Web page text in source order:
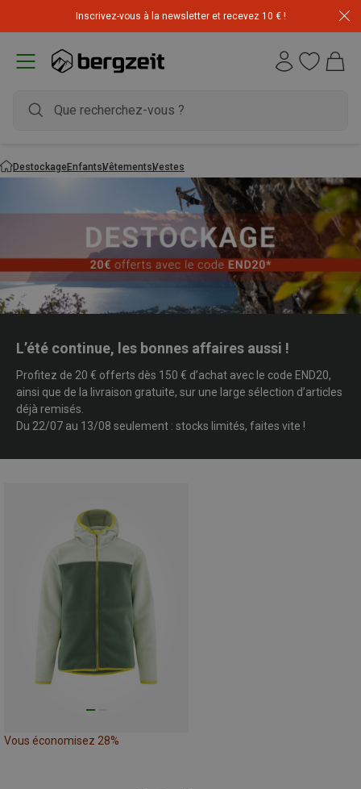
Inscrivez-vous à la newsletter et recevez 10 € !
DestockageEnfantsVêtementsVestes
L’été continue, les bonnes affaires aussi !
Profitez de 20 € offerts dès 150 € d’achat avec le code END20,
ainsi que de la livraison gratuite, sur une large sélection d’articles
déjà remisés.
Du 22/07 au 13/08 seulement : stocks limités, faites vite !
Vous économisez 28%